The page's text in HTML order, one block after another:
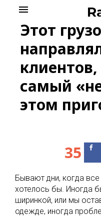
content
menu
Этот
самый
этом
35
Бывают дни, когда все
хотелось бы. Иногда
ширинкой, или мы
одежде, иногда